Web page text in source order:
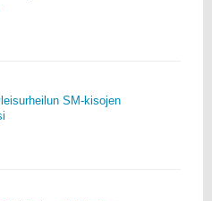
SM-kisojen